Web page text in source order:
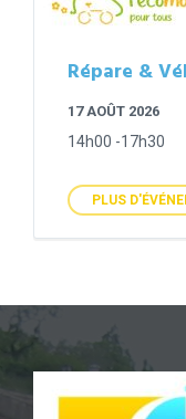
Répare &
17 AOÛT 2026
14h00 -17h30
PLUS